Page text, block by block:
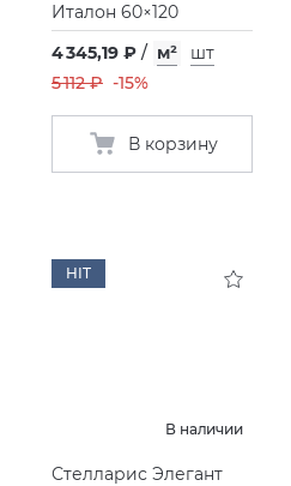
Италон 60×120
4 345,19 ₽ / м²
шт
5 112 ₽ -15%
В корзину
HIT
В наличии
Стелларис Элегант